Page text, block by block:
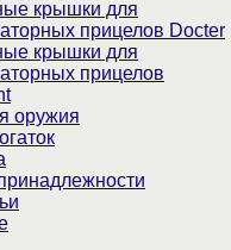
крышки для
прицелов Docter
крышки для
прицелов
оружия